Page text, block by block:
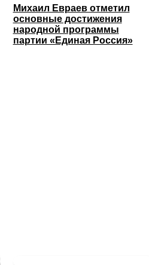
Михаил Евраев отметил
основные достижения
народной программы
партии «Единая Россия»